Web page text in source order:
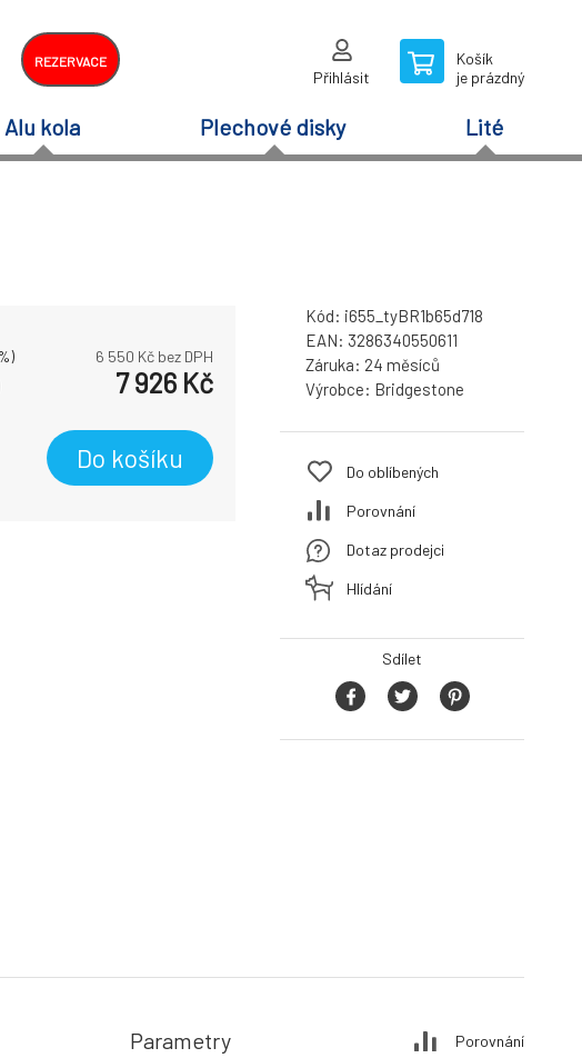
REZERVACE
Přihlásit
Košík
je prázdný
Alu kola Plechové disky Lité
%) 6 550 Kč bez DPH
7 926 Kč
Do košíku
Kód: i655_tyBR1b65d718
EAN: 3286340550611
Záruka: 24 měsíců
Výrobce: Bridgestone
Do oblíbených
Porovnání
Dotaz prodejci
Hlídání
Sdílet
Parametry Porovnání